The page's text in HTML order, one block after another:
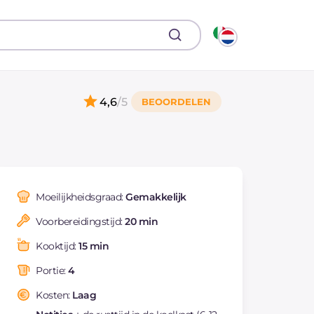
4,6/5
Moeilijkheidsgraad:Gemakkelijk
Voorbereidingstijd:20 min
Kooktijd:15 min
Portie:4
Kosten: Laag